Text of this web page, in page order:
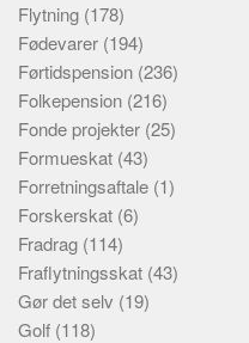
Flytning (178)
Fødevarer (194)
Førtidspension (236)
Folkepension (216)
Fonde projekter (25)
Formueskat (43)
Forretningsaftale (1)
Forskerskat (6)
Fradrag (114)
Fraflytningsskat (43)
Gør det selv (19)
Golf (118)